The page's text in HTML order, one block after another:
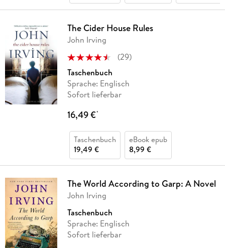
The Cider House Rules
John Irving
(29)
Taschenbuch
Sprache: Englisch
Sofort lieferbar
16,49 €*
Taschenbuch
19,49 €
eBook epub
8,99 €
The World According to Garp: A Novel
John Irving
Taschenbuch
Sprache: Englisch
Sofort lieferbar